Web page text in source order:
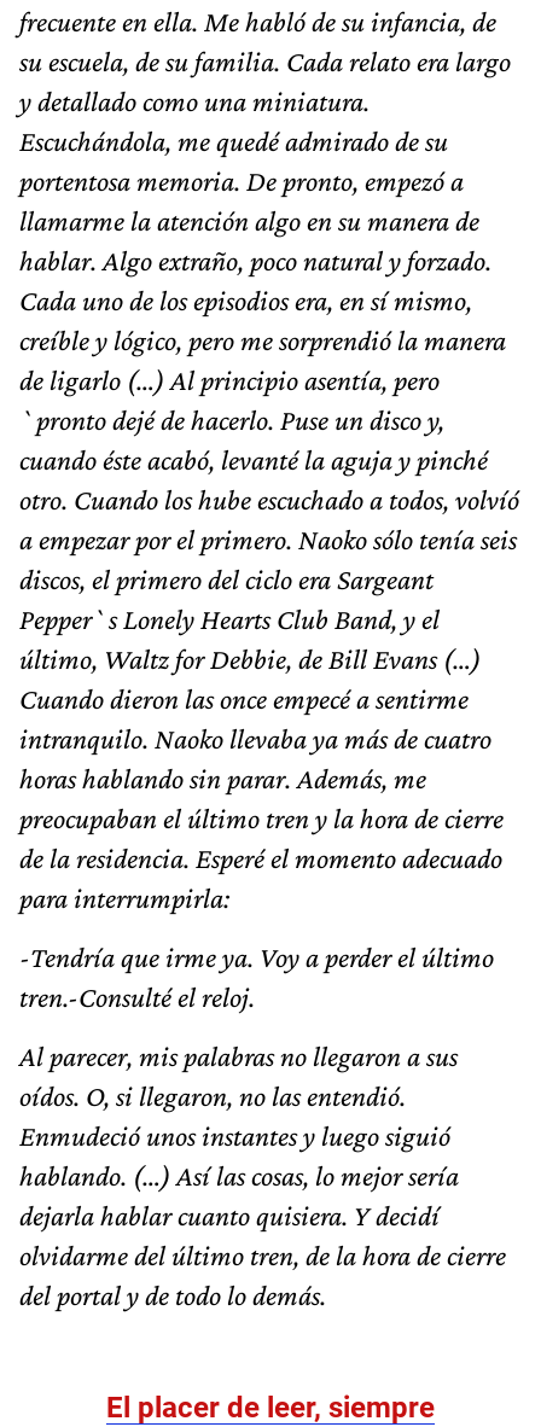
frecuente en ella. Me habló de su infancia, de
su escuela, de su familia. Cada relato era largo
y detallado como una miniatura.
Escuchándola, me quedé admirado de su
portentosa memoria. De pronto, empezó a
llamarme la atención algo en su manera de
hablar. Algo extraño, poco natural y forzado.
Cada uno de los episodios era, en sí mismo,
creíble y lógico, pero me sorprendió la manera
de ligarlo (…) Al principio asentía, pero
`pronto dejé de hacerlo. Puse un disco y,
cuando éste acabó, levanté la aguja y pinché
otro. Cuando los hube escuchado a todos, volvíó
a empezar por el primero. Naoko sólo tenía seis
discos, el primero del ciclo era Sargeant
Pepper`s Lonely Hearts Club Band, y el
último, Waltz for Debbie, de Bill Evans (…)
Cuando dieron las once empecé a sentirme
intranquilo. Naoko llevaba ya más de cuatro
horas hablando sin parar. Además, me
preocupaban el último tren y la hora de cierre
de la residencia. Esperé el momento adecuado
para interrumpirla:
-Tendría que irme ya. Voy a perder el último
tren.-Consulté el reloj.
Al parecer, mis palabras no llegaron a sus
oídos. O, si llegaron, no las entendió.
Enmudeció unos instantes y luego siguió
hablando. (…) Así las cosas, lo mejor sería
dejarla hablar cuanto quisiera. Y decidí
olvidarme del último tren, de la hora de cierre
del portal y de todo lo demás.
El placer de leer, siempre